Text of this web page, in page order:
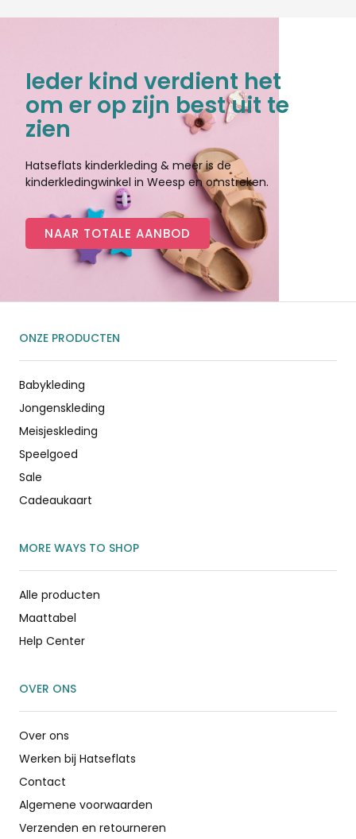
Ieder kind verdient het
om er op zijn best uit te
zien
Hatseflats kinderkleding & meer is de
kinderkledingwinkel in Weesp en omstreken.
NAAR TOTALE AANBOD
ONZE PRODUCTEN
Babykleding
Jongenskleding
Meisjeskleding
Speelgoed
Sale
Cadeaukaart
MORE WAYS TO SHOP
Alle producten
Maattabel
Help Center
OVER ONS
Over ons
Werken bij Hatseflats
Contact
Algemene voorwaarden
Verzenden en retourneren